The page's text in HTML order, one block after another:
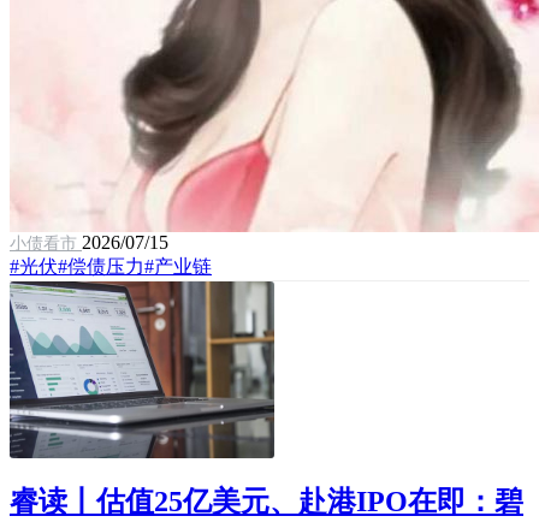
小债看市 2026/07/15
#光伏#偿债压力#产业链
睿读丨估值25亿美元、赴港IPO在即：碧